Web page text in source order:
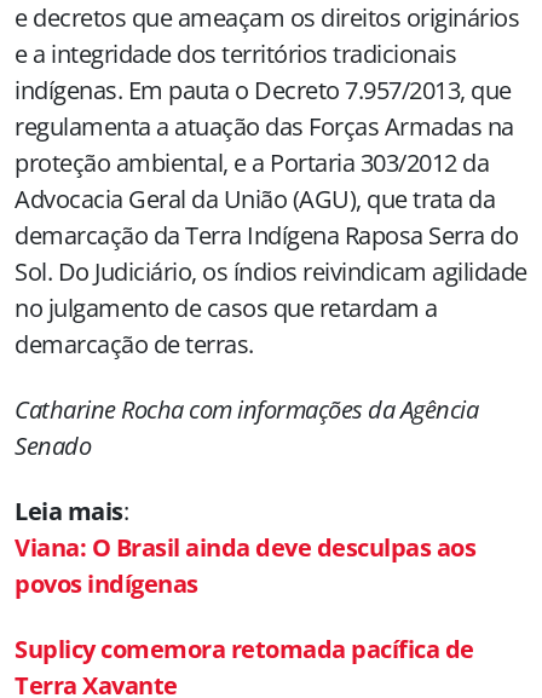
e decretos que ameaçam os direitos originários
e a integridade dos territórios tradicionais
indígenas. Em pauta o Decreto 7.957/2013, que
regulamenta a atuação das Forças Armadas na
proteção ambiental, e a Portaria 303/2012 da
Advocacia Geral da União (AGU), que trata da
demarcação da Terra Indígena Raposa Serra do
Sol. Do Judiciário, os índios reivindicam agilidade
no julgamento de casos que retardam a
demarcação de terras.
Catharine Rocha com informações da Agência
Senado
Leia mais:
Viana: O Brasil ainda deve desculpas aos
povos indígenas
Suplicy comemora retomada pacífica de
Terra Xavante